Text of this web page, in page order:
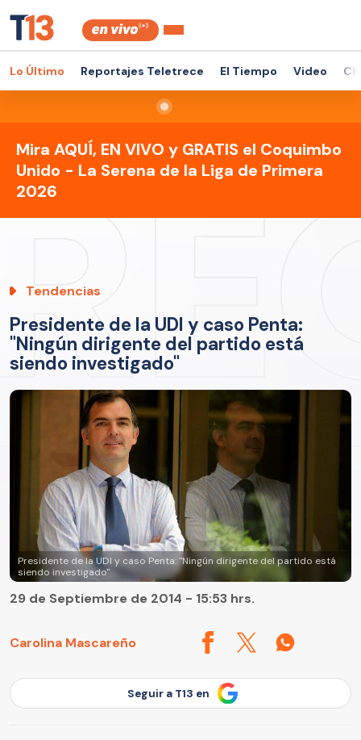
Lo Último Reportajes Teletrece El Tiempo Video
Mira AQUÍ, EN VIVO y GRATIS el Coquimbo
Unido - La Serena de la Liga de Primera
2026
Tendencias
Presidente de la UDI y caso Penta:
"Ningún dirigente del partido está
siendo investigado"
Presidente de la UDI y caso Penta: "Ningún dirigente del partido está
siendo investigado"
Carolina Mascareño
29 de Septiembre de 2014 - 15:53 hrs.
Seguir a T13 en